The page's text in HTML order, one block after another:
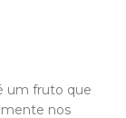
um fruto que
nos